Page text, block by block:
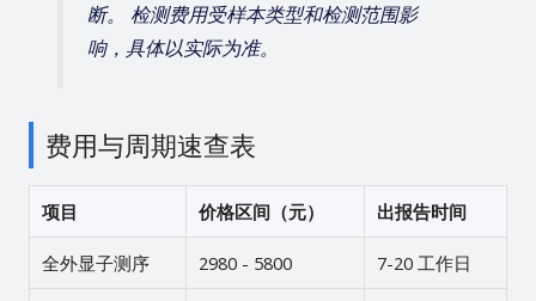
断。 检测费用受样本类型和检测范围影
响，具体以实际为准。
费用与周期速查表
项目 价格区间（元） 出报告时间
全外显子测序 2980 - 5800 7-20 工作日